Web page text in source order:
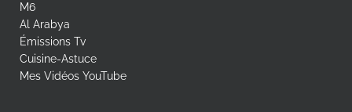
M6
Al Arabya
Émissions Tv
Cuisine-Astuce
Mes Vidéos YouTube